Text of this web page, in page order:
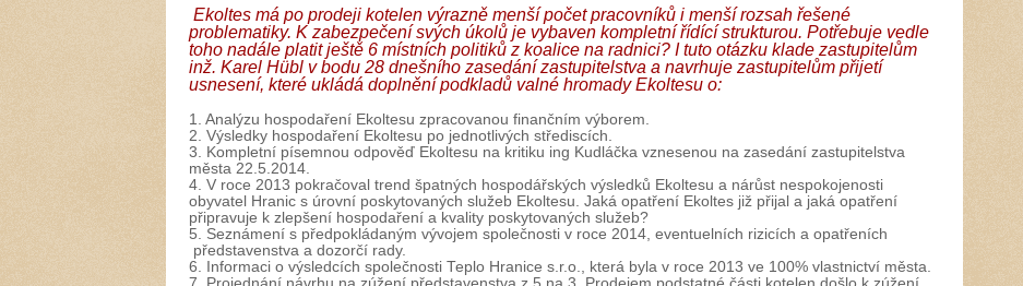
Ekoltes má po prodeji kotelen výrazně menší počet pracovníků i menší rozsah řešené
problematiky. K zabezpečení svých úkolů je vybaven kompletní řídící strukturou. Potřebuje vedle
toho nadále platit ještě 6 místních politiků z koalice na radnici? I tuto otázku klade zastupitelům
inž. Karel Hübl v bodu 28 dnešního zasedání zastupitelstva a navrhuje zastupitelům přijetí
usnesení, které ukládá doplnění podkladů valné hromady Ekoltesu o:
1. Analýzu hospodaření Ekoltesu zpracovanou finančním výborem.
2. Výsledky hospodaření Ekoltesu po jednotlivých střediscích.
3. Kompletní písemnou odpověď Ekoltesu na kritiku ing Kudláčka vznesenou na zasedání zastupitelstva
města 22.5.2014.
4. V roce 2013 pokračoval trend špatných hospodářských výsledků Ekoltesu a nárůst nespokojenosti
obyvatel Hranic s úrovní poskytovaných služeb Ekoltesu. Jaká opatření Ekoltes již přijal a jaká opatření
připravuje k zlepšení hospodaření a kvality poskytovaných služeb?
5. Seznámení s předpokládaným vývojem společnosti v roce 2014, eventuelních rizicích a opatřeních
představenstva a dozorčí rady.
6. Informaci o výsledcích společnosti Teplo Hranice s.r.o., která byla v roce 2013 ve 100% vlastnictví města.